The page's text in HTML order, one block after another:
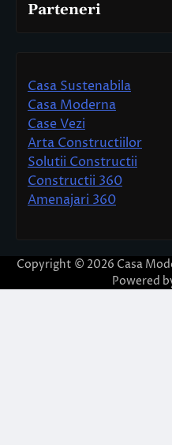
Parteneri
Casa Sustenabila
Casa Moderna
Case Vezi
Arta Constructiilor
Solutii Constructii
Constructii 360
Amenajari 360
Copyright © 2026 Casa
Powered